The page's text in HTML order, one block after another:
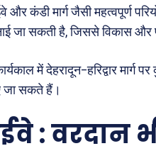
और कंडी मार्ग जैसी महत्वपूर्ण
जा सकती है, जिससे विकास और
में देहरादून–हरिद्वार मार्ग
जा सकते हैं।
: वरदान